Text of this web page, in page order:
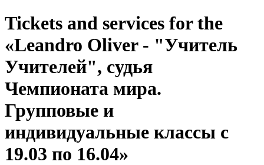
Tickets and services for the
«Leandro Oliver - "Учитель
Учителей", судья
Чемпионата мира.
Групповые и
индивидуальные классы с
19.03 по 16.04»